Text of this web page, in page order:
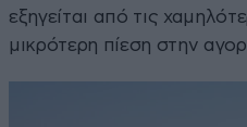
εξηγείται από τις
μικρότερη πίεση στην